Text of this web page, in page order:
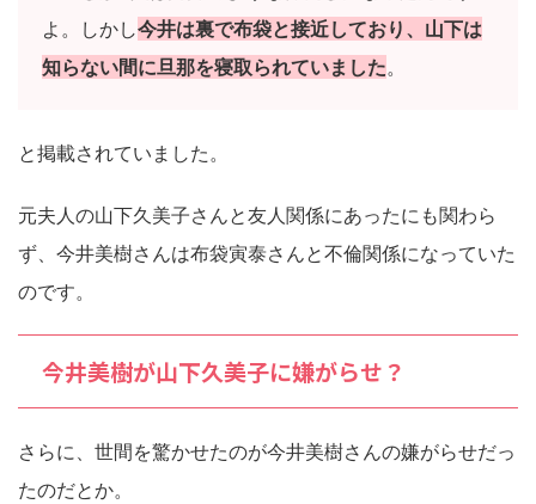
よ。しかし今井は裏で布袋と接近しており、山下は
知らない間に旦那を寝取られていました。
と掲載されていました。
元夫人の山下久美子さんと友人関係にあったにも関わら
ず、今井美樹さんは布袋寅泰さんと不倫関係になっていた
のです。
今井美樹が山下久美子に嫌がらせ？
さらに、世間を驚かせたのが今井美樹さんの嫌がらせだっ
たのだとか。